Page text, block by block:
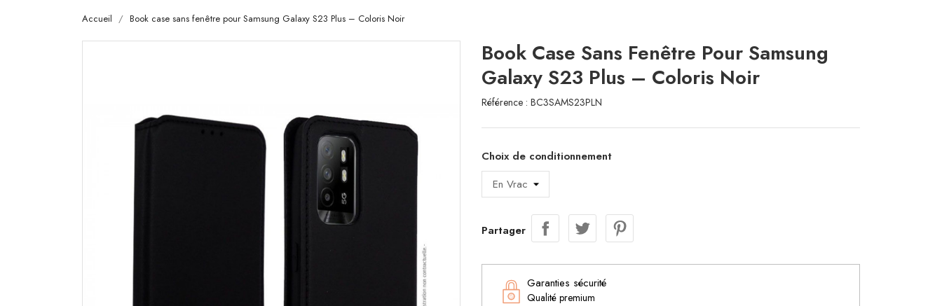
Accueil Book case sans fenêtre pour Samsung Galaxy S23 Plus – Coloris Noir
Book Case Sans Fenêtre Pour Samsung
Galaxy S23 Plus – Coloris Noir
Référence : BC3SAMS23PLN
Choix de conditionnement
Partager
Garanties sécurité
Qualité premium